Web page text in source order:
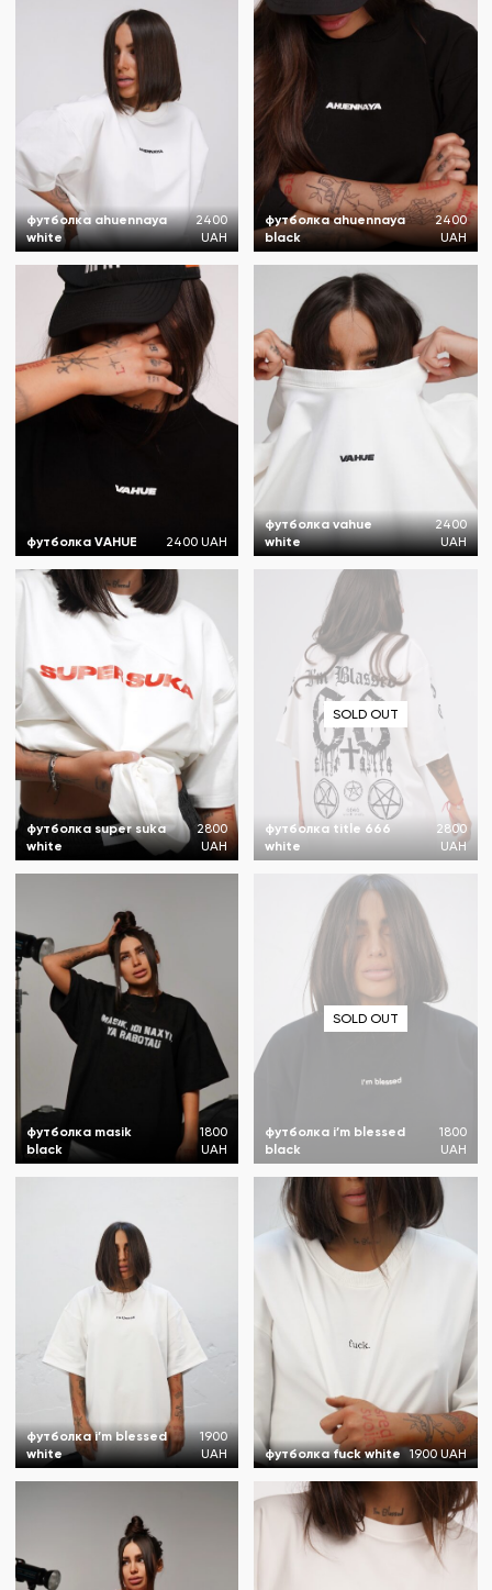
футболка ahuennaya
white
2400
UAH
футболка ahuennaya
black
2400
UAH
футболка VAHUE 2400 UAH
футболка vahue
white
2400
UAH
футболка super suka
white
2800
UAH
SOLD OUT
футболка title 666
white
2800
UAH
футболка masik
black
1800
UAH
SOLD OUT
футболка i’m blessed
black
1800
UAH
футболка i’m blessed
white
1900
UAH
футболка fuck white 1900 UAH